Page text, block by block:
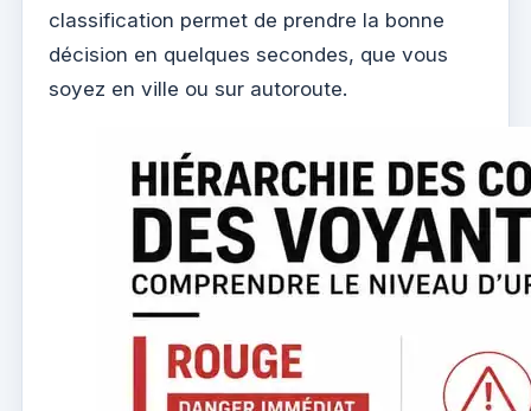
classification permet de prendre la bonne
décision en quelques secondes, que vous
soyez en ville ou sur autoroute.